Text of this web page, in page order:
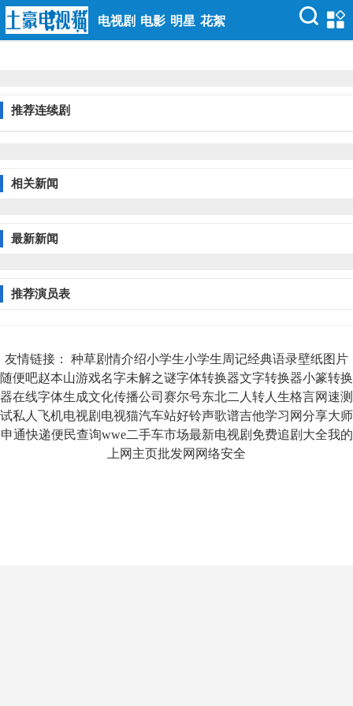
电视剧 电影 明星 花絮
推荐连续剧
相关新闻
最新新闻
推荐演员表
友情链接： 种草剧情介绍小学生小学生周记经典语录壁纸图片
随便吧赵本山游戏名字未解之谜字体转换器文字转换器小篆转换
器在线字体生成文化传播公司 赛尔号东北二人转 人生格言网速测
试私人飞机电视剧 电视猫汽车站好铃声歌谱吉他学习网分享大师
申通快递便民查询wwe二手车市场最新电视剧 免费追剧大全我的
上网主页批发网 网络安全